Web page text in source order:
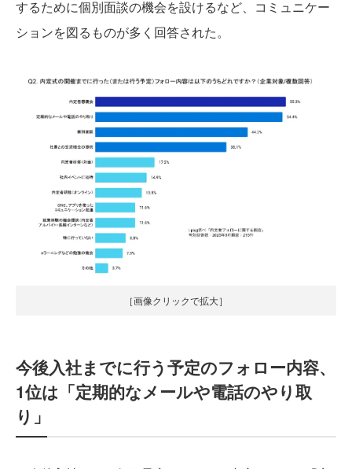
するために個別面談の機会を設けるなど、コミュニケー
ションを図るものが多く回答された。
［画像クリックで拡大］
今後入社までに行う予定のフォロー内容、
1位は「定期的なメールや電話のやり取
り」